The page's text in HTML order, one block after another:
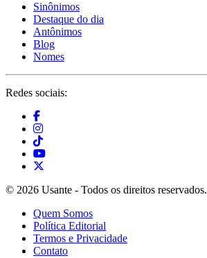
Sinônimos
Destaque do dia
Antônimos
Blog
Nomes
Redes sociais:
© 2026 Usante - Todos os direitos reservados.
Quem Somos
Política Editorial
Termos e Privacidade
Contato